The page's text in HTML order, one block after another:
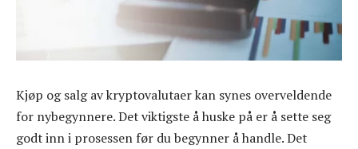
Kjøp og salg av kryptovalutaer kan synes overveldende
for nybegynnere. Det viktigste å huske på er å sette seg
godt inn i prosessen før du begynner å handle. Det